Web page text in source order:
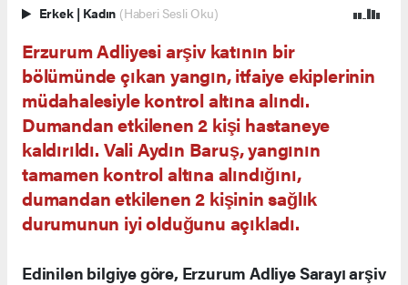
Erkek | Kadın (Haberi Sesli Oku)
Erzurum Adliyesi arşiv katının bir
bölümünde çıkan yangın, itfaiye ekiplerinin
müdahalesiyle kontrol altına alındı.
Dumandan etkilenen 2 kişi hastaneye
kaldırıldı. Vali Aydın Baruş, yangının
tamamen kontrol altına alındığını,
dumandan etkilenen 2 kişinin sağlık
durumunun iyi olduğunu açıkladı.
Edinilen bilgiye göre, Erzurum Adliye Sarayı arşiv